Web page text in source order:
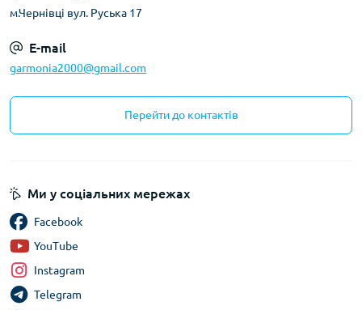
м.Чернівці вул. Руська 17
E-mail
garmonia2000@gmail.com
Перейти до контактів
Ми у соціальних мережах
Facebook
YouTube
Instagram
Telegram